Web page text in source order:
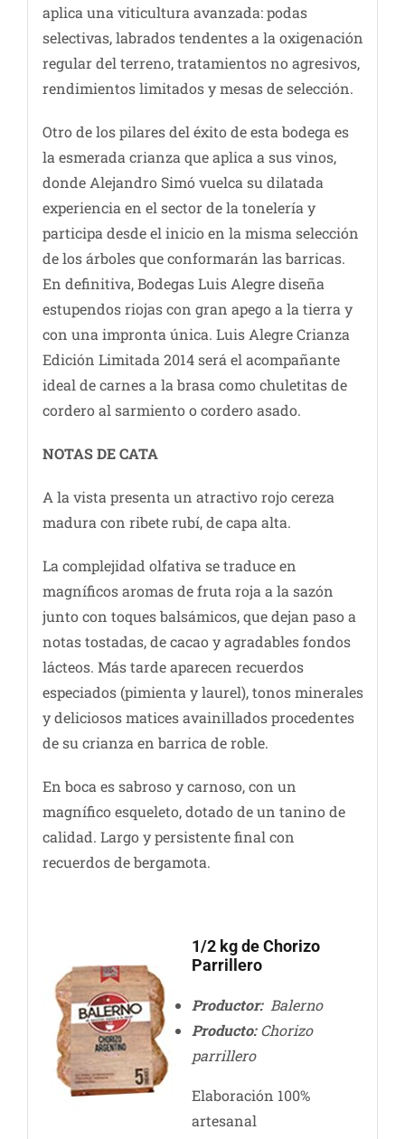
aplica una viticultura avanzada: podas
selectivas, labrados tendentes a la oxigenación
regular del terreno, tratamientos no agresivos,
rendimientos limitados y mesas de selección.
Otro de los pilares del éxito de esta bodega es
la esmerada crianza que aplica a sus vinos,
donde Alejandro Simó vuelca su dilatada
experiencia en el sector de la tonelería y
participa desde el inicio en la misma selección
de los árboles que conformarán las barricas.
En definitiva, Bodegas Luis Alegre diseña
estupendos riojas con gran apego a la tierra y
con una impronta única. Luis Alegre Crianza
Edición Limitada 2014 será el acompañante
ideal de carnes a la brasa como chuletitas de
cordero al sarmiento o cordero asado.
NOTAS DE CATA
A la vista presenta un atractivo rojo cereza
madura con ribete rubí, de capa alta.
La complejidad olfativa se traduce en
magníficos aromas de fruta roja a la sazón
junto con toques balsámicos, que dejan paso a
notas tostadas, de cacao y agradables fondos
lácteos. Más tarde aparecen recuerdos
especiados (pimienta y laurel), tonos minerales
y deliciosos matices avainillados procedentes
de su crianza en barrica de roble.
En boca es sabroso y carnoso, con un
magnífico esqueleto, dotado de un tanino de
calidad. Largo y persistente final con
recuerdos de bergamota.
1/2 kg de Chorizo
Parrillero
Productor: Balerno
Producto:Chorizo
parrillero
Elaboración 100%
artesanal